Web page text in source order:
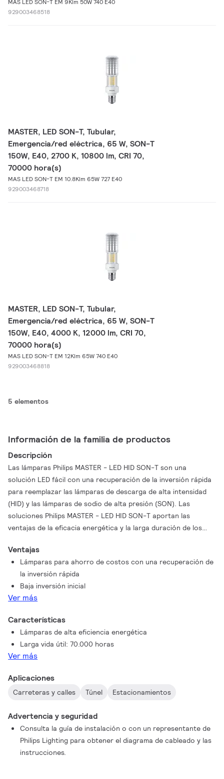
MAS LED SON-T EM 9Klm 50W 740 E40
929003468518
MASTER, LED SON-T, Tubular,
Emergencia/red eléctrica, 65 W, SON-T
150W, E40, 2700 K, 10800 lm, CRI 70,
70000 hora(s)
MAS LED SON-T EM 10.8Klm 65W 727 E40
929003468718
MASTER, LED SON-T, Tubular,
Emergencia/red eléctrica, 65 W, SON-T
150W, E40, 4000 K, 12000 lm, CRI 70,
70000 hora(s)
MAS LED SON-T EM 12Klm 65W 740 E40
929003468818
5 elementos
Información de la familia de productos
Descripción
Las lámparas Philips MASTER - LED HID SON-T son una
solución LED fácil con una recuperación de la inversión rápida
para reemplazar las lámparas de descarga de alta intensidad
(HID) y las lámparas de sodio de alta presión (SON). Las
soluciones Philips MASTER - LED HID SON-T aportan las
ventajas de la eficacia energética y la larga duración de los
baja inversión inicial. Gracias al tamaño adecuado de la
lámpara y la distribución lumínica, es posible adaptar las
lámparas MASTER – LED HID SON-T a los sistemas SON y SON-
T existentes, que mejoran la calidad de la iluminación con LED
sin necesidad de cambiar el balastro o el reflector de la
Ventajas
Lámparas para ahorro de costos con una recuperación de
la inversión rápida
Baja inversión inicial
Ver más
Características
Lámparas de alta eficiencia energética
Larga vida útil: 70.000 horas
Ver más
Aplicaciones
Carreteras y calles Túnel Estacionamientos
Advertencia y seguridad
Consulta la guía de instalación o con un representante de
Philips Lighting para obtener el diagrama de cableado y las
instrucciones.